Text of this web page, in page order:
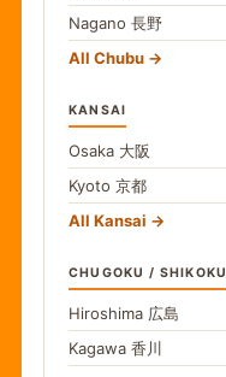
Nagano 長野
All Chubu
KANSAI
Osaka 大阪
Kyoto 京都
All Kansai
CHUGOKU / SHIKOKU
Hiroshima 広島
Kagawa 香川